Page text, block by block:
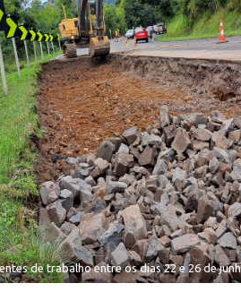
de trabalho entre os dias 22 e 26 de